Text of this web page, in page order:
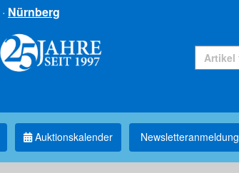
· Nürnberg
Auktionskalender Newsletter­anmeldung